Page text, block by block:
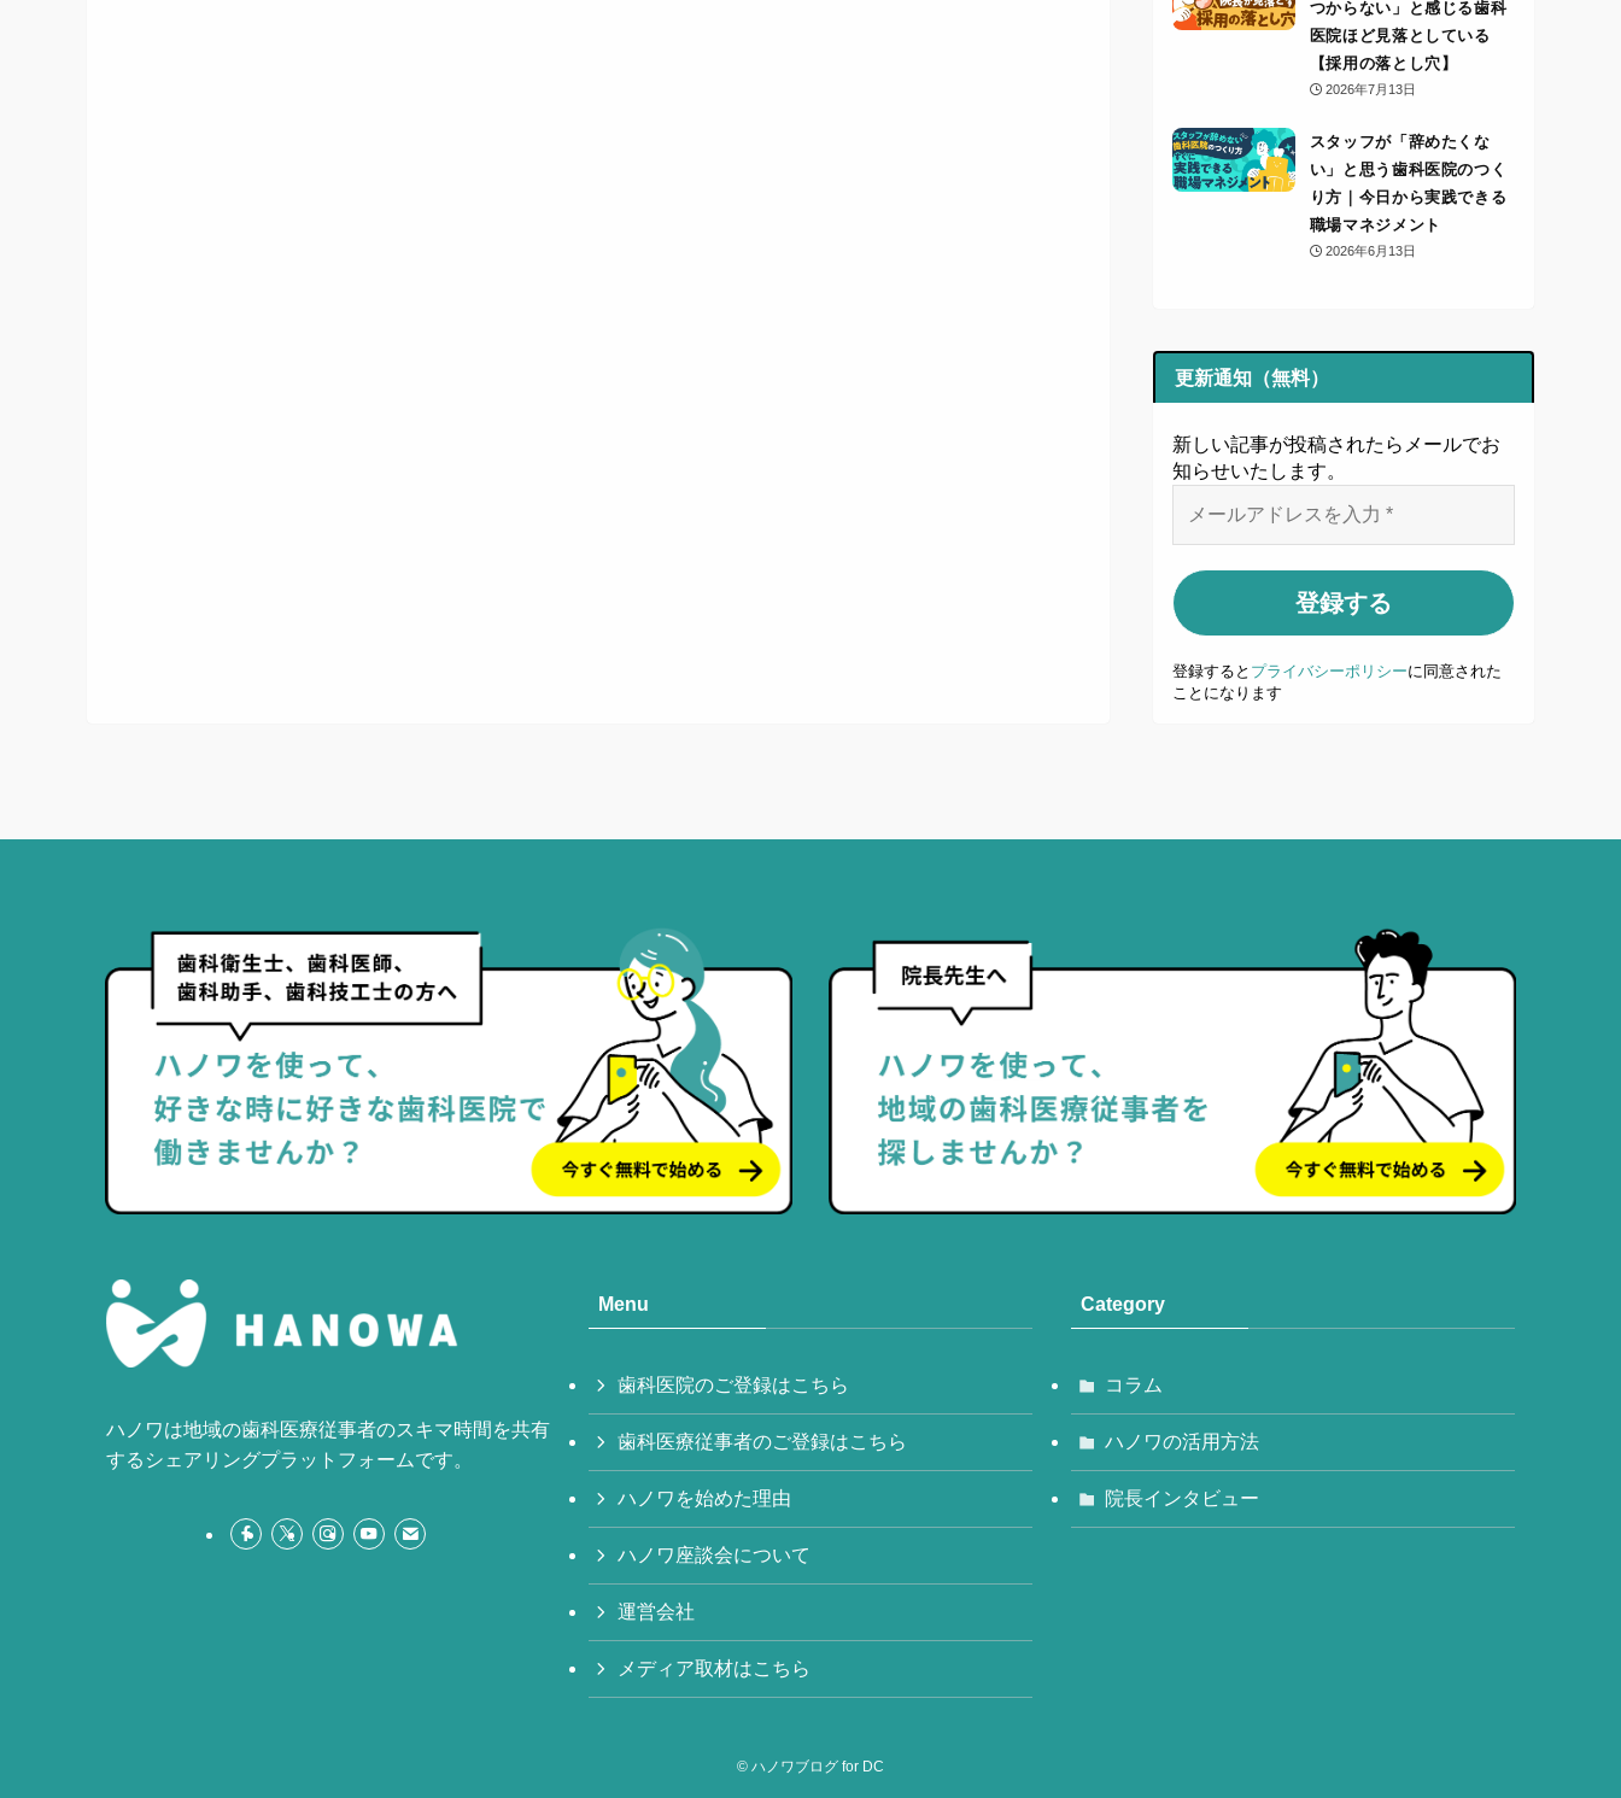
つからない」と感じる歯科
医院ほど見落としている
【採用の落とし穴】
2026年7月13日
スタッフが「辞めたくな
い」と思う歯科医院のつく
り方｜今日から実践できる
職場マネジメント
2026年6月13日
更新通知（無料）
新しい記事が投稿されたらメールでお
知らせいたします。
登録すると プライバシーポリシーに同意された
ことになります
ハノワは地域の歯科医療従事者のスキマ時間を共有
するシェアリングプラットフォームです。
Menu
歯科医院のご登録はこちら
歯科医療従事者のご登録はこちら
ハノワを始めた理由
ハノワ座談会について
運営会社
メディア取材はこちら
Category
コラム
ハノワの活用方法
院長インタビュー
© ハノワブログ for DC